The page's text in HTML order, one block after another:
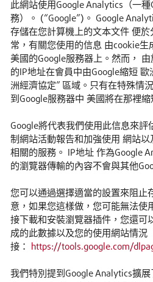
此網站使用Google Analytics（一
務）。 (“Google”)。 Google
存儲在您計算機上的文本文件 便
常，有關您使用的信息 由cookie
美國的Google服務器上。然而，
的IP地址在會員中由Google縮短
洲經濟協定” 區域。只有在特殊情
到Google服務器中 美國將在那裡縮
Google將代表我們使用此信息來評
制網站活動報告和加強使用 網站
相關的服務。 IP地址 作為Google
的瀏覽器傳輸的內容不會與其他
您可以通過選擇適當的設置來阻止
意，如果您這樣做，您可能無法使
接下載和安裝瀏覽器插件， 您還可
成的此數據以及您的使用網站情況
接：
https://tools.google.com/
我們特別提到Google Analytics擴